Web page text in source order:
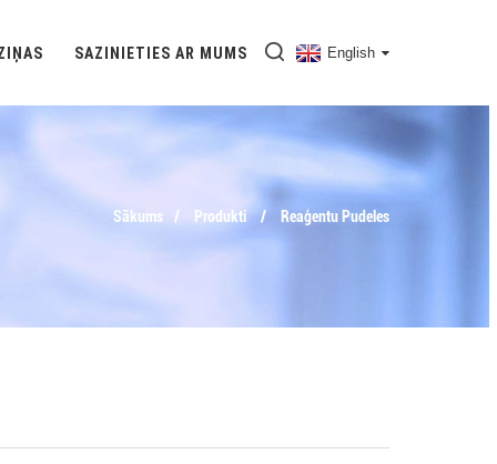
SAZINIETIES AR MUMS English
Sākums Produkti Reaģentu Pudeles